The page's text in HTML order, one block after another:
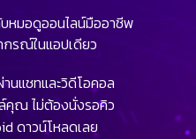
หมอดูออนไลน์มืออาชีพ
รณ์ในแอปเดียว
นแชทและวิดีโอคอล
คุณ ไม่ต้องนั่งรอคิว
ดาวน์โหลดเลย